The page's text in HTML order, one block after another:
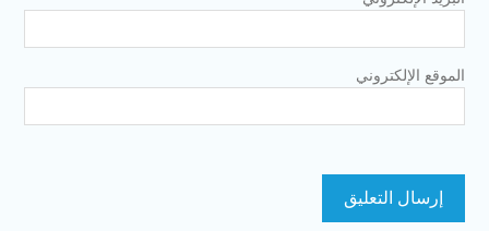
الموقع الإلكتروني